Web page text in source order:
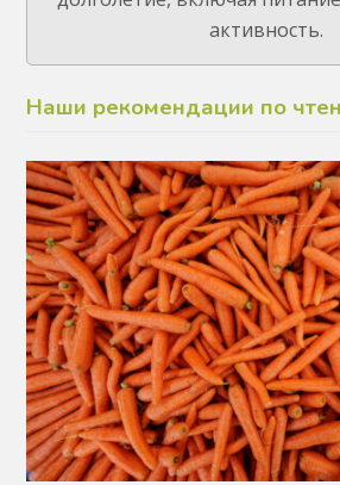
активность.
Наши рекомендации по